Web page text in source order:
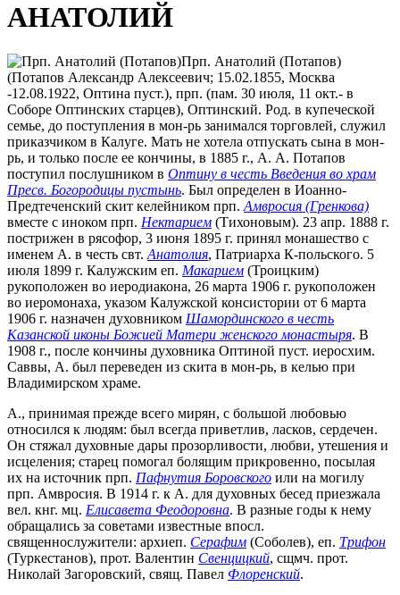
АНАТОЛИЙ
Прп. Анатолий (Потапов)
(Потапов Александр Алексеевич; 15.02.1855, Москва
-12.08.1922, Оптина пуст.), прп. (пам. 30 июля, 11 окт.- в
Соборе Оптинских старцев), Оптинский. Род. в купеческой
семье, до поступления в мон-рь занимался торговлей, служил
приказчиком в Калуге. Мать не хотела отпускать сына в мон-
рь, и только после ее кончины, в 1885 г., А. А. Потапов
поступил послушником в Оптину в честь Введения во храм
Пресв. Богородицы пустынь. Был определен в Иоанно-
Предтеченский скит келейником прп. Амвросия (Гренкова)
вместе с иноком прп. Нектарием (Тихоновым). 23 апр. 1888 г.
пострижен в рясофор, 3 июня 1895 г. принял монашество с
именем А. в честь свт. Анатолия, Патриарха К-польского. 5
июля 1899 г. Калужским еп. Макарием (Троицким)
рукоположен во иеродиакона, 26 марта 1906 г. рукоположен
во иеромонаха, указом Калужской консистории от 6 марта
1906 г. назначен духовником Шамординского в честь
Казанской иконы Божией Матери женского монастыря. В
1908 г., после кончины духовника Оптиной пуст. иеросхим.
Саввы, А. был переведен из скита в мон-рь, в келью при
Владимирском храме.
А., принимая прежде всего мирян, с большой любовью
относился к людям: был всегда приветлив, ласков, сердечен.
Он стяжал духовные дары прозорливости, любви, утешения и
исцеления; старец помогал болящим прикровенно, посылая
их на источник прп. Пафнутия Боровского или на могилу
прп. Амвросия. В 1914 г. к А. для духовных бесед приезжала
вел. кнг. мц. Елисавета Феодоровна. В разные годы к нему
обращались за советами известные впосл.
священнослужители: архиеп. Серафим (Соболев), еп. Трифон
(Туркестанов), прот. Валентин Свенцицкий, сщмч. прот.
Николай Загоровский, свящ. Павел Флоренский.